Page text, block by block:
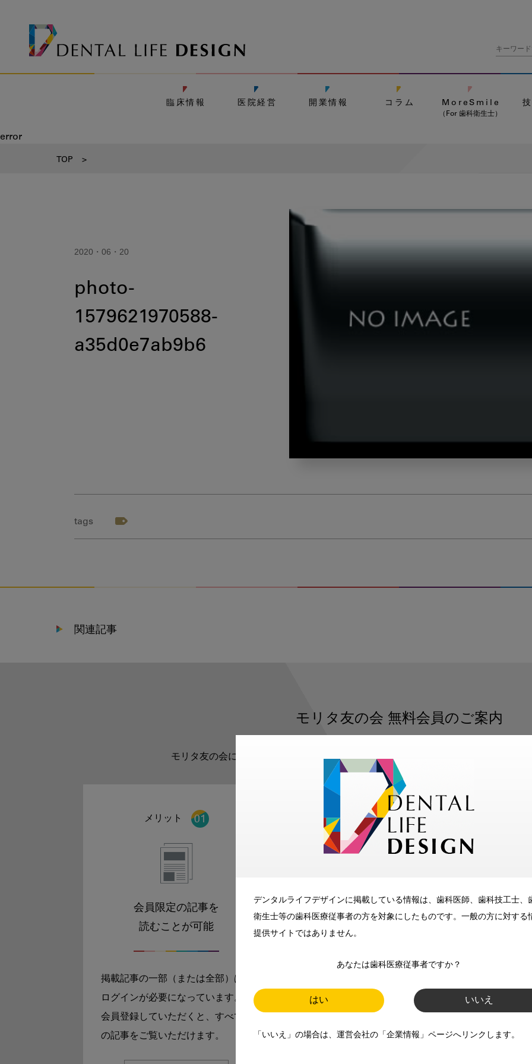
デンタルライフデザインに掲載している情報は、歯科医師、歯科技工士、
衛生士等の歯科医療従事者の方を対象にしたものです。一般の方に対する
提供サイトではありません。
あなたは歯科医療従事者ですか？
はい いいえ
「いいえ」の場合は、運営会社の「企業情報」ページへリンクします。
臨床情報 医院経営 開業情報 コラム MoreSmile
（For 歯科衛生士）
error
TOP >
2020・06・20
photo-
1579621970588-
a35d0e7ab9b6
tags
関連記事
モリタ友の会 無料会員のご案内
モリタ友の会に登録いただくと、デンタルライフデザインをもっと便利にご利用い
メリット
会員限定の記事を
読むことが可能
掲載記事の一部（または全部）は
ログインが必要になっています。
会員登録していただくと、すべて
の記事をご覧いただけます。
メリット
メールマガジンでお届け
師、歯科衛生士、歯科技工士）に
お届けします。